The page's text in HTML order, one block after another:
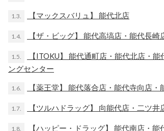
1.3. 【マックスバリュ】 能代北店
1.4. 【ザ・ビッグ】 能代高塙店・能代長崎
1.5.
【ITOKU】 能代通町店・能代北店・
ングセンター
1.6. 【薬王堂】 能代落合店・能代寺向店
1.7. 【ツルハドラッグ】 向能代店・二ツ
1.8. 【ハッピー・ドラッグ】 能代南店・能